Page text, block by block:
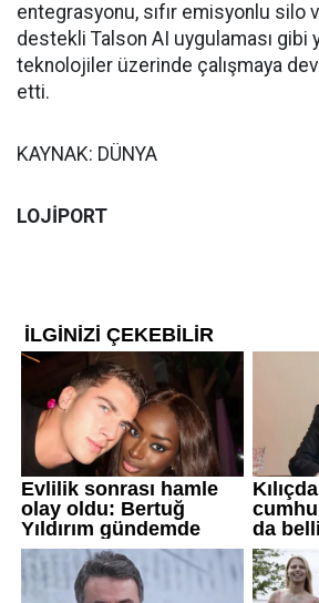
entegrasyonu, sıfır emisyonlu silo
destekli Talson AI uygulaması gibi
teknolojiler üzerinde çalışmaya
etti.
KAYNAK: DÜNYA
LOJİPORT